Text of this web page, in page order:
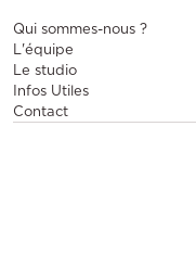
Qui sommes-nous ?
L'équipe
Le studio
Infos Utiles
Contact